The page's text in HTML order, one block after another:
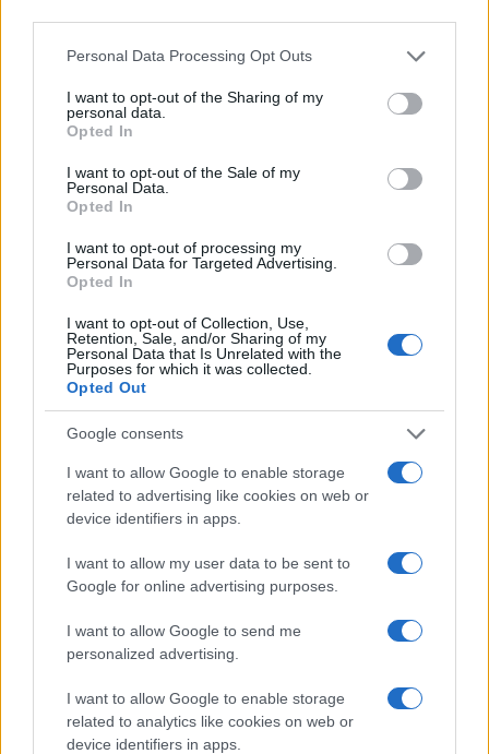
Please note that this website/app uses one or more Google
not limited to your visit or usage behaviour. You may click to
grant or deny consent to Google and its third-party tags to
use your data for below specified purposes in below Google
consent section.
Personal Data Processing Opt Outs
I want to opt-out of the Sharing of my
personal data.
Opted In
I want to opt-out of the Sale of my
Personal Data.
Opted In
I want to opt-out of processing my
Personal Data for Targeted Advertising.
Opted In
I want to opt-out of Collection, Use,
Retention, Sale, and/or Sharing of my
Personal Data that Is Unrelated with the
Purposes for which it was collected.
Opted Out
Google consents
I want to allow Google to enable storage
related to advertising like cookies on web or
device identifiers in apps.
I want to allow my user data to be sent to
Google for online advertising purposes.
I want to allow Google to send me
personalized advertising.
I want to allow Google to enable storage
related to analytics like cookies on web or
device identifiers in apps.
ALIMENTAZIONE